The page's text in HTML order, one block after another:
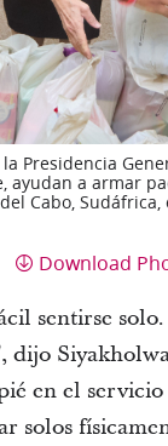
Presidencia
ayudan a armar
Cabo,
Download
sentirse
en el
solos